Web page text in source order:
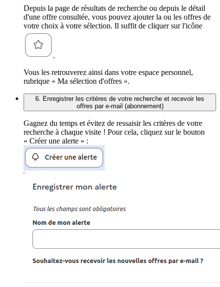
Depuis la page de résultats de recherche ou depuis le détail
d'une offre consultée, vous pouvez ajouter la ou les offres de
votre choix à votre sélection. Il suffit de cliquer sur l'icône
.
Vous les retrouverez ainsi dans votre espace personnel,
rubrique « Ma sélection d'offres ».
6. Enregistrer les critères de votre recherche et recevoir les
offres par e-mail (abonnement)
Gagnez du temps et évitez de ressaisir les critères de votre
recherche à chaque visite ! Pour cela, cliquez sur le bouton
« Créer une alerte » :